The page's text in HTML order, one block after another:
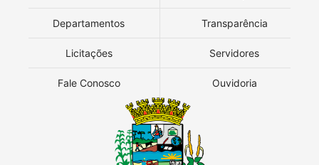
Departamentos Transparência
Licitações Servidores
Fale Conosco Ouvidoria